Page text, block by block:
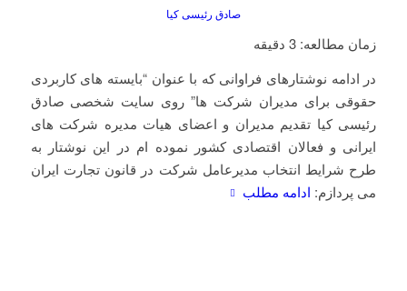
صادق رئیسی کیا
زمان مطالعه: 3 دقیقه
در ادامه نوشتارهای فراوانی که با عنوان “بایسته های کاربردی
حقوقی برای مدیران شرکت ها” روی سایت شخصی صادق
رئیسی کیا تقدیم مدیران و اعضای هیات مدیره شرکت های
ایرانی و فعالان اقتصادی کشور نموده ام در این نوشتار به
طرح شرایط انتخاب مدیرعامل شرکت در قانون تجارت ایران
می پردازم: ادامه مطلب